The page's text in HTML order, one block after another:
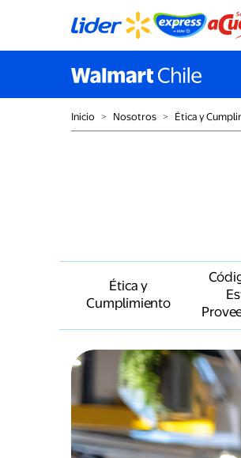
Inicio ˃ Nosotros ˃ Ética y
Ética y
Cumplimiento